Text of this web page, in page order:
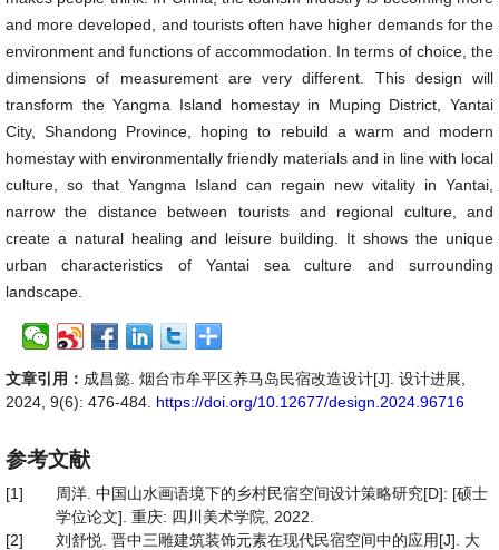
and more developed, and tourists often have higher demands for the
environment and functions of accommodation. In terms of choice, the
dimensions of measurement are very different. This design will
transform the Yangma Island homestay in Muping District, Yantai
City, Shandong Province, hoping to rebuild a warm and modern
homestay with environmentally friendly materials and in line with local
culture, so that Yangma Island can regain new vitality in Yantai,
narrow the distance between tourists and regional culture, and
create a natural healing and leisure building. It shows the unique
urban characteristics of Yantai sea culture and surrounding
landscape.
文章引用： 成昌懿. 烟台市牟平区养马岛民宿改造设计[J]. 设计进展,
2024, 9(6): 476-484. https://doi.org/10.12677/design.2024.96716
参考文献
[1]
周洋. 中国山水画语境下的乡村民宿空间设计策略研究[D]: [硕士
学位论文]. 重庆: 四川美术学院, 2022.
[2]
刘舒悦. 晋中三雕建筑装饰元素在现代民宿空间中的应用[J]. 大